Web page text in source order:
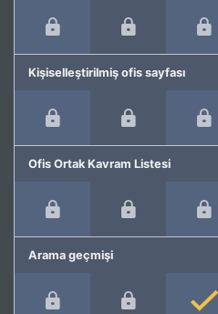
Kişiselleştirilmiş ofis sayfası
Ofis Ortak Kavram Listesi
Arama geçmişi